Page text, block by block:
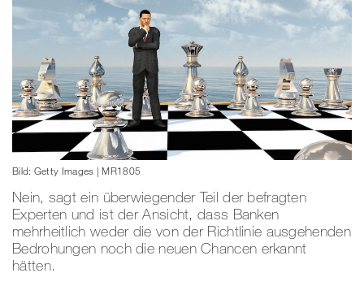
Bild: Getty Images | MR1805
Nein, sagt ein überwiegender Teil der befragten
Experten und ist der Ansicht, dass Banken
mehrheitlich weder die von der Richtlinie ausgehenden
Bedrohungen noch die neuen Chancen erkannt
hätten.